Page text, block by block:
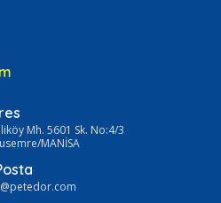
Mh. 5601 Sk. No:4/3
MANİSA